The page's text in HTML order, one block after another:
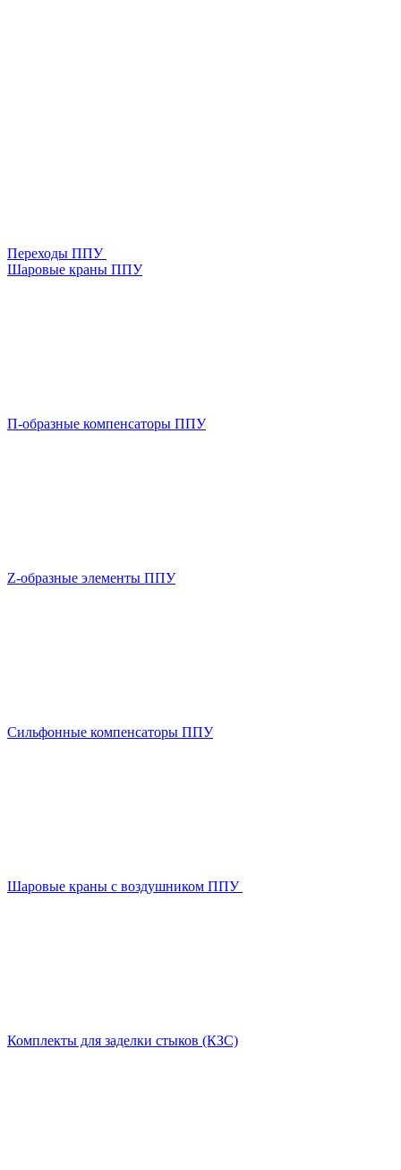
Переходы ППУ
Шаровые краны ППУ
П-образные компенсаторы ППУ
Z-образные элементы ППУ
Сильфонные компенсаторы ППУ
Шаровые краны с воздушником ППУ
Комплекты для заделки стыков (КЗС)